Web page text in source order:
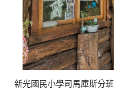
新光國民小學司馬庫斯分班